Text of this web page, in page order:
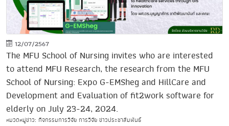
12/07/2567
The MFU School of Nursing invites who are interested
to attend MFU Research, the research from the MFU
School of Nursing: Expo G-EMSheg and HillCare and
Development and Evaluation of fit2work software for
elderly on July 23-24, 2024.
หมวดหมู่ข่าว: กิจกรรมการวิจัย การวิจัย ข่าวประชาสัมพันธ์